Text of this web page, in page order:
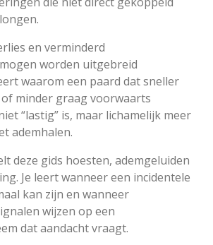
en verminderd
worden uitgebreid
waarom een paard dat sneller
minder graag voorwaarts
“lastig” is, maar lichamelijk meer
ademhalen.
deze gids hoesten, ademgeluiden
Je leert wanneer een incidentele
kan zijn en wanneer
wijzen op een
dat aandacht vraagt.